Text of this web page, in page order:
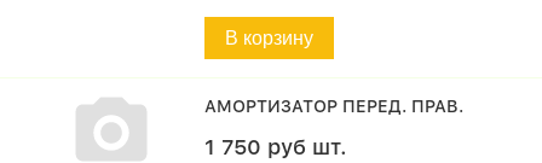
В корзину
АМОРТИЗАТОР ПЕРЕД. ПРАВ.
1 750 руб шт.